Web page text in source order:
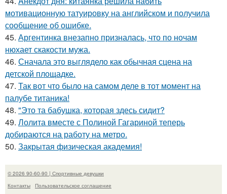
мотивационную татуировку на английском и получила
сообщение об ошибке.
45. Аргентинка внезапно призналась, что по ночам
нюхает скакости мужа.
46. Сначала это выглядело как обычная сцена на
детской площадке.
47. Так вот что было на самом деле в тот момент на
палубе титаника!
48. "Это та бабушка, которая здесь сидит?
49. Лолита вместе с Полиной Гагариной теперь
добираются на работу на метро.
50. Закрытая физическая академия!
© 2026 90-60-90 | Спортивные девушки
Контакты
Пользовательское соглашение